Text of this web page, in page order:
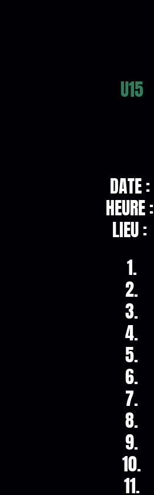
U15
DATE :
HEURE :
LIEU :
1.
2.
3.
4.
5.
6.
7.
8.
9.
10.
11.